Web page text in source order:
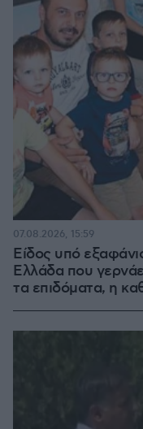
Είδος υπό
Ελλάδα που
τα επιδόματα, η
07.08.2026, 15:59